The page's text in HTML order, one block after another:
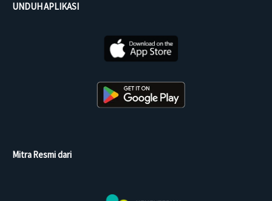
UNDUH APLIKASI
Mitra Resmi dari